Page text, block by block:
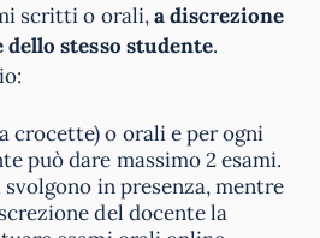
scritti o orali,a discrezione
dello stesso studente.
crocette) o orali e per ogni
può dare massimo 2 esami.
in presenza, mentre
del docente la